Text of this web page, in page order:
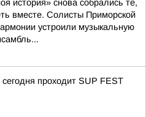
история» снова собрались те,
вместе. Солисты Приморской
устроили музыкальную
проходит SUP FEST